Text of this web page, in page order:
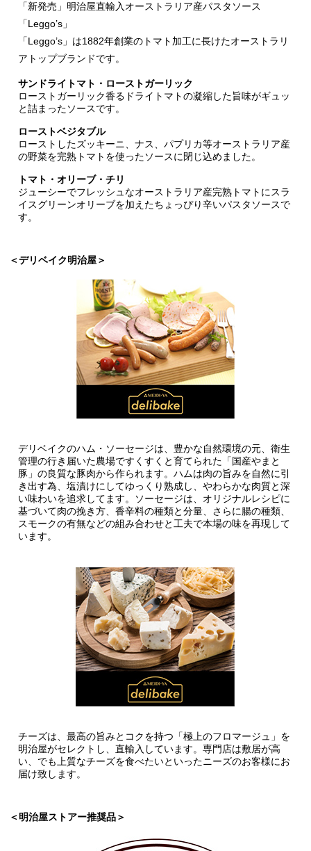
「新発売」明治屋直輸入オーストラリア産パスタソース
「Leggo’s」
「Leggo’s」は1882年創業のトマト加工に長けたオーストラリ
アトップブランドです。
サンドライトマト・ローストガーリック
ローストガーリック香るドライトマトの凝縮した旨味がギュッ
と詰まったソースです。
ローストベジタブル
ローストしたズッキーニ、ナス、パプリカ等オーストラリア産
の野菜を完熟トマトを使ったソースに閉じ込めました。
トマト・オリーブ・チリ
ジューシーでフレッシュなオーストラリア産完熟トマトにスラ
イスグリーンオリーブを加えたちょっぴり辛いパスタソースで
す。
＜デリベイク明治屋＞
デリベイクのハム・ソーセージは、豊かな自然環境の元、衛生
管理の行き届いた農場ですくすくと育てられた「国産やまと
豚」の良質な豚肉から作られます。ハムは肉の旨みを自然に引
き出す為、塩漬けにしてゆっくり熟成し、やわらかな肉質と深
い味わいを追求してます。ソーセージは、オリジナルレシピに
基づいて肉の挽き方、香辛料の種類と分量、さらに腸の種類、
スモークの有無などの組み合わせと工夫で本場の味を再現して
います。
チーズは、最高の旨みとコクを持つ「極上のフロマージュ」を
明治屋がセレクトし、直輸入しています。専門店は敷居が高
い、でも上質なチーズを食べたいといったニーズのお客様にお
届け致します。
＜明治屋ストアー推奨品＞